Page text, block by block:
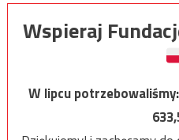
Wspieraj
W lipcu potrzebowaliśmy: